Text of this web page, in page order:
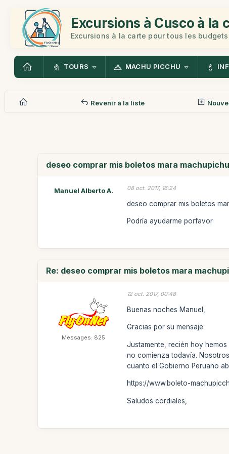
Excursions à Cusco à la
Excursions à la carte pour tous les budgets
TOURS MACHU PICCHU
Revenir à la liste
deseo comprar mis boletos mara
Manuel Alberto A. 08 oct. 2017, 16:24
deseo comprar mis boletos
Podría ayudarme porfavor
Re: deseo comprar mis boletos mara
Messages: 825
12 oct. 2017, 00:48
Buenas noches Manuel,
Gracias por su mensaje.
Justamente, recién hoy
no comienza todavía.
cuanto el Gobierno Peruano
https://www.boleto-
Saludos cordiales,